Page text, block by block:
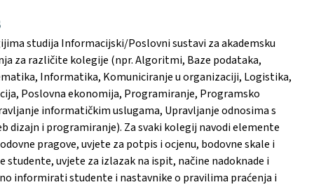
studija Informacijski/Poslovni sustavi za akademsku
za različite kolegije (npr. Algoritmi, Baze podataka,
Informatika, Komuniciranje u organizaciji, Logistika,
Poslovna ekonomija, Programiranje, Programsko
informatičkim uslugama, Upravljanje odnosima s
dizajn i programiranje). Za svaki kolegij navodi elemente
pragove, uvjete za potpis i ocjenu, bodovne skale i
uvjete za izlazak na ispit, načine nadoknade i
informirati studente i nastavnike o pravilima praćenja i